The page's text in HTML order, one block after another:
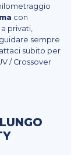
con
privati,
sempre
subito per
/ Crossover